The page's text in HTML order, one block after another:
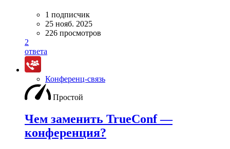
1 подписчик
25 нояб. 2025
226 просмотров
2
ответа
Конференц-связь
Простой
Чем заменить TrueConf —
конференция?